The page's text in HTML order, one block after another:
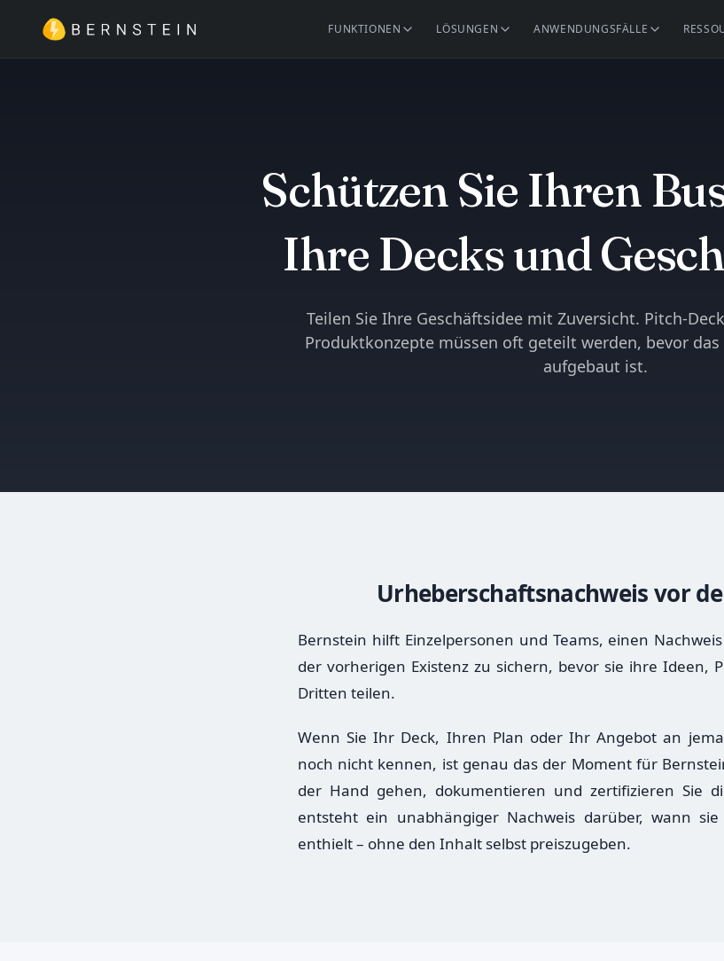
FUNKTIONEN LÖSUNGEN ANWENDUNGSFÄLLE
Schützen Sie Ihren
Ihre Decks und
Teilen Sie Ihre Geschäftsidee mit Zuversicht. Pitch-
Produktkonzepte müssen oft geteilt werden, bevor
aufgebaut ist.
Urheberschaftsnachweis vor
Bernstein hilft Einzelpersonen und Teams, einen
der vorherigen Existenz zu sichern, bevor sie ihre Ideen,
Dritten teilen.
Wenn Sie Ihr Deck, Ihren Plan oder Ihr Angebot an
noch nicht kennen, ist genau das der Moment für
der Hand gehen, dokumentieren und zertifizieren Sie
entsteht ein unabhängiger Nachweis darüber, wann
enthielt – ohne den Inhalt selbst preiszugeben.